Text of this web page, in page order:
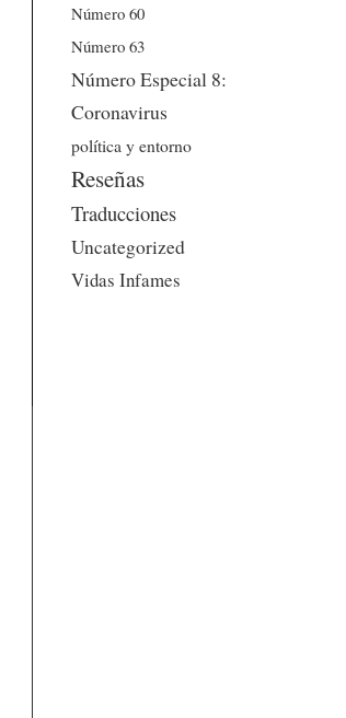
Número 60
Número 63
Número Especial 8:
Coronavirus
política y entorno
Reseñas
Traducciones
Uncategorized
Vidas Infames